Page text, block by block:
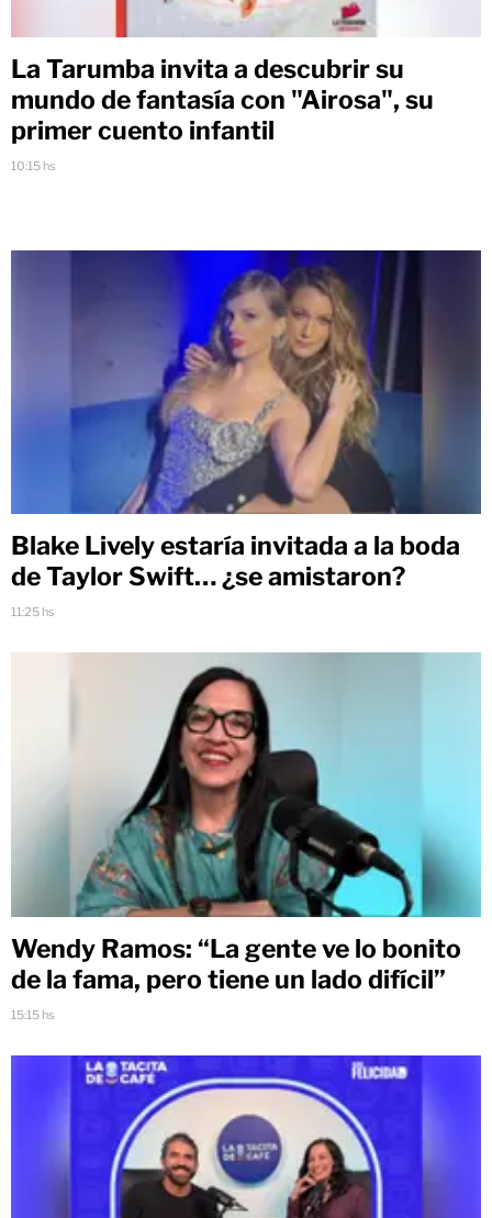
La Tarumba invita a descubrir su
mundo de fantasía con "Airosa", su
primer cuento infantil
10:15 hs
Blake Lively estaría invitada a la boda
de Taylor Swift… ¿se amistaron?
11:25 hs
Wendy Ramos: “La gente ve lo bonito
de la fama, pero tiene un lado difícil”
15:15 hs